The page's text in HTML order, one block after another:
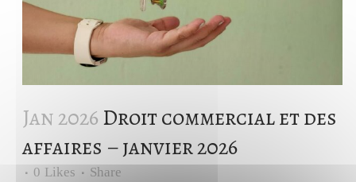
Jan 2026Droit commercial et des
affaires – janvier 2026
0 Likes Share